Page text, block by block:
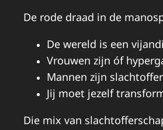
De rode draad in de
De wereld is een
Vrouwen zijn óf
Mannen zijn
Jij moet jezelf
Die mix van